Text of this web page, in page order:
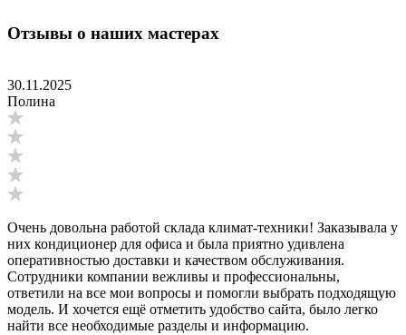
Отзывы о наших мастерах
30.11.2025
Полина
Очень довольна работой склада климат-техники! Заказывала у
них кондиционер для офиса и была приятно удивлена
оперативностью доставки и качеством обслуживания.
Сотрудники компании вежливы и профессиональны,
ответили на все мои вопросы и помогли выбрать подходящую
модель. И хочется ещё отметить удобство сайта, было легко
найти все необходимые разделы и информацию.